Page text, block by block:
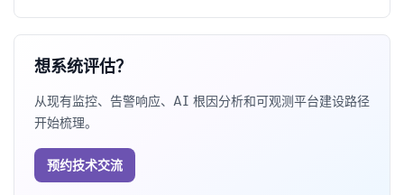
想系统评估？
从现有监控、告警响应、AI 根因分析和可观测平台建设路径
开始梳理。
预约技术交流